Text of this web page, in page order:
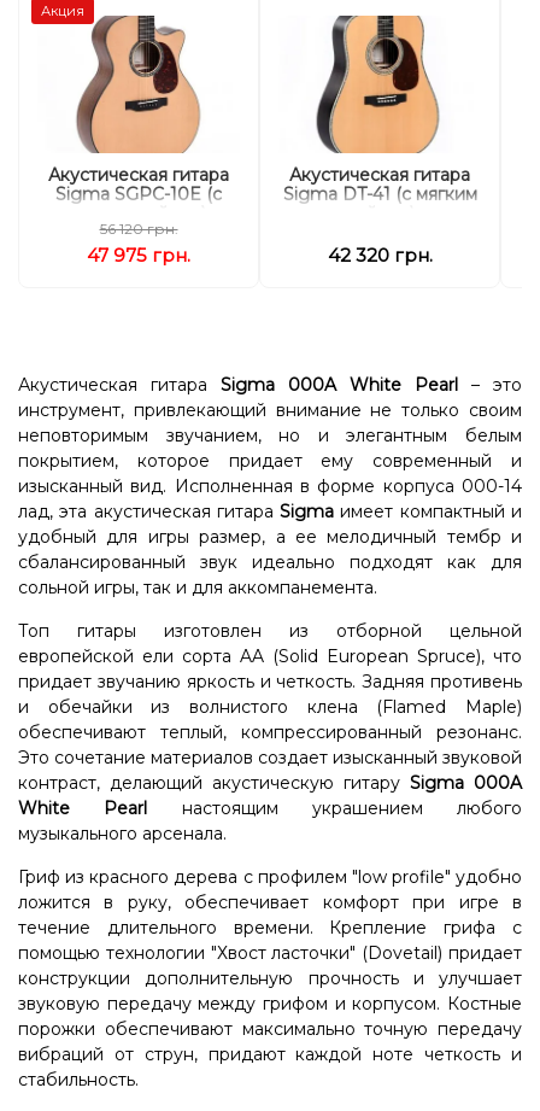
Акция
Акустическая гитара
Sigma SGPC-10E (с
56 120 грн.
47 975 грн.
Акустическая гитара
Sigma DT-41 (с мягким
42 320 грн.
Акустическая гитара Sigma 000A White Pearl – это
инструмент, привлекающий внимание не только своим
неповторимым звучанием, но и элегантным белым
покрытием, которое придает ему современный и
изысканный вид. Исполненная в форме корпуса 000-14
лад, эта акустическая гитараSigma имеет компактный и
удобный для игры размер, а ее мелодичный тембр и
сбалансированный звук идеально подходят как для
сольной игры, так и для аккомпанемента.
Топ гитары изготовлен из отборной цельной
европейской ели сорта AA (Solid European Spruce), что
придает звучанию яркость и четкость. Задняя противень
и обечайки из волнистого клена (Flamed Maple)
обеспечивают теплый, компрессированный резонанс.
Это сочетание материалов создает изысканный звуковой
контраст, делающий акустическую гитару Sigma 000A
White Pearl настоящим украшением любого
музыкального арсенала.
Гриф из красного дерева с профилем "low profile" удобно
ложится в руку, обеспечивает комфорт при игре в
течение длительного времени. Крепление грифа с
помощью технологии "Хвост ласточки" (Dovetail) придает
конструкции дополнительную прочность и улучшает
звуковую передачу между грифом и корпусом. Костные
порожки обеспечивают максимально точную передачу
вибраций от струн, придают каждой ноте четкость и
стабильность.